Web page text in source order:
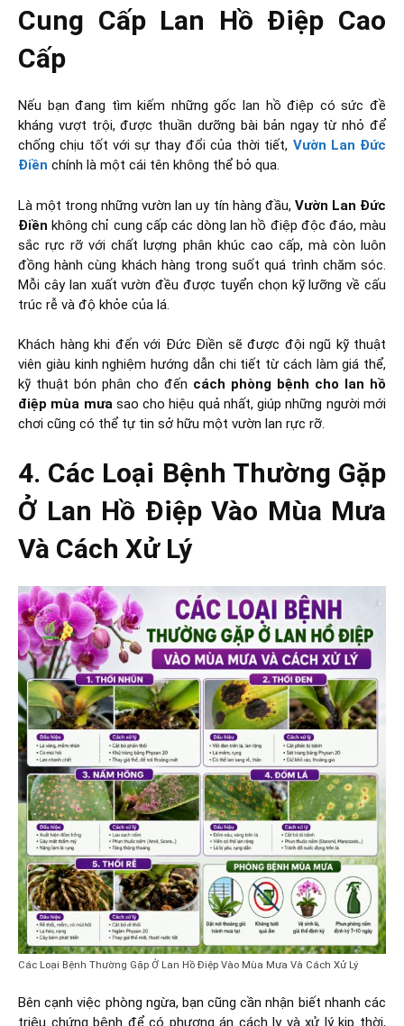
Cung Cấp Lan Hồ Điệp Cao
Cấp
Nếu bạn đang tìm kiếm những gốc lan hồ điệp có sức đề
kháng vượt trội, được thuần dưỡng bài bản ngay từ nhỏ để
chống chịu tốt với sự thay đổi của thời tiết, Vườn Lan Đức
Điền chính là một cái tên không thể bỏ qua.
Là một trong những vườn lan uy tín hàng đầu, Vườn Lan Đức
Điền không chỉ cung cấp các dòng lan hồ điệp độc đáo, màu
sắc rực rỡ với chất lượng phân khúc cao cấp, mà còn luôn
đồng hành cùng khách hàng trong suốt quá trình chăm sóc.
Mỗi cây lan xuất vườn đều được tuyển chọn kỹ lưỡng về cấu
trúc rễ và độ khỏe của lá.
Khách hàng khi đến với Đức Điền sẽ được đội ngũ kỹ thuật
viên giàu kinh nghiệm hướng dẫn chi tiết từ cách làm giá thể,
kỹ thuật bón phân cho đến cách phòng bệnh cho lan hồ
điệp mùa mưasao cho hiệu quả nhất, giúp những người mới
chơi cũng có thể tự tin sở hữu một vườn lan rực rỡ.
4. Các Loại Bệnh Thường Gặp
Ở Lan Hồ Điệp Vào Mùa Mưa
Và Cách Xử Lý
Các Loại Bệnh Thường Gặp Ở Lan Hồ Điệp Vào Mùa Mưa Và Cách Xử Lý
Bên cạnh việc phòng ngừa, bạn cũng cần nhận biết nhanh các
triệu chứng bệnh để có phương án cách ly và xử lý kịp thời,